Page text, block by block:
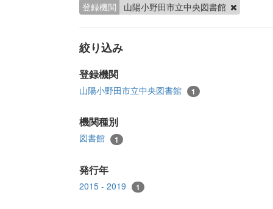
登録機関
山陽小野田市立中央図書館
絞り込み
登録機関
山陽小野田市立中央図書館 1
機関種別
図書館 1
発行年
2015 - 2019 1